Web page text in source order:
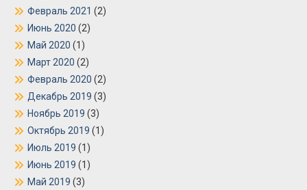
Февраль 2021 (2)
Июнь 2020 (2)
Май 2020 (1)
Март 2020 (2)
Февраль 2020 (2)
Декабрь 2019 (3)
Ноябрь 2019 (3)
Октябрь 2019 (1)
Июль 2019 (1)
Июнь 2019 (1)
Май 2019 (3)